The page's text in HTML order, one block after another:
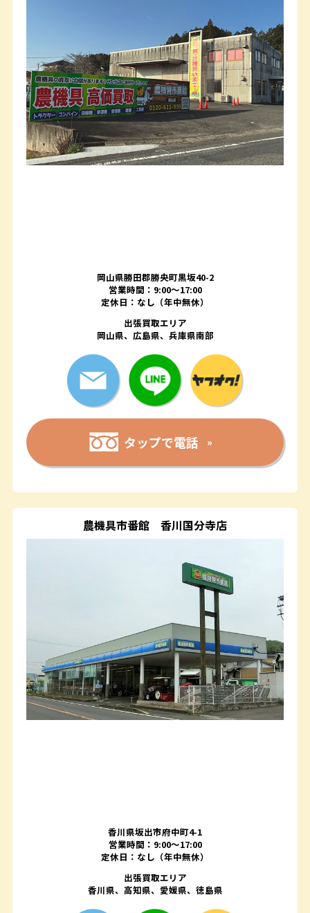
岡山県勝田郡勝央町黒坂40-2
営業時間：9:00～17:00
定休日：なし（年中無休）
出張買取エリア
岡山県、広島県、兵庫県南部
タップで電話
農機具市番館 香川国分寺店
香川県坂出市府中町4-1
営業時間：9:00～17:00
定休日：なし（年中無休）
出張買取エリア
香川県、高知県、愛媛県、徳島県